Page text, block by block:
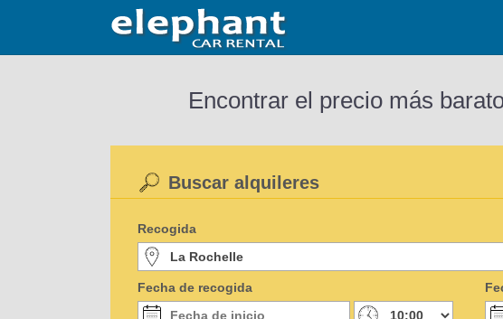
Encontrar el precio más
Buscar alquileres
Recogida
Fecha de recogida